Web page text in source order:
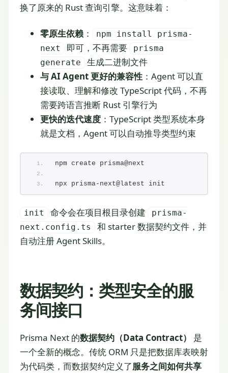
换了原来的 Rust 查询引擎。这意味着：
零原生依赖 ：
npm install prisma-
next
即可，不再需要
prisma
generate
生成二进制文件
与 AI Agent 更好的兼容性 ：Agent 可以直
接读取、理解和修改 TypeScript 代码，不再
需要跨语言推断 Rust 引擎行为
更快的迭代速度 ：TypeScript 类型系统本身
就是文档，Agent 可以自动推导类型约束
npm create prisma@next
npx prisma-next@latest init
init 命令会在项目根目录创建
prisma-
next.config.ts
和 starter 数据契约文件，并
自动注册 Agent Skills。
数据契约：类型安全的服
务间接口
Prisma Next 的数据契约（Data Contract）
是
一个全新的概念。传统 ORM 只是把数据库表映射
为代码类，而数据契约定义了服务之间如何共享